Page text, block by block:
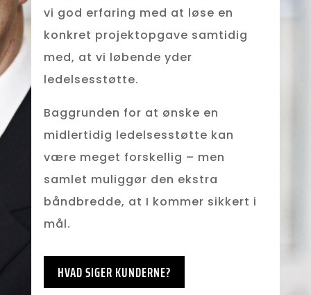
vi god erfaring med at løse en
konkret projektopgave samtidig
med, at vi løbende yder
ledelsesstøtte.
Baggrunden for at ønske en
midlertidig ledelsesstøtte kan
være meget forskellig – men
samlet muliggør den ekstra
båndbredde, at I kommer sikkert i
mål.
HVAD SIGER KUNDERNE?